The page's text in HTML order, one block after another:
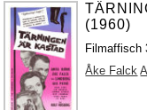
(1960)
Filmaffisch
Åke Falck